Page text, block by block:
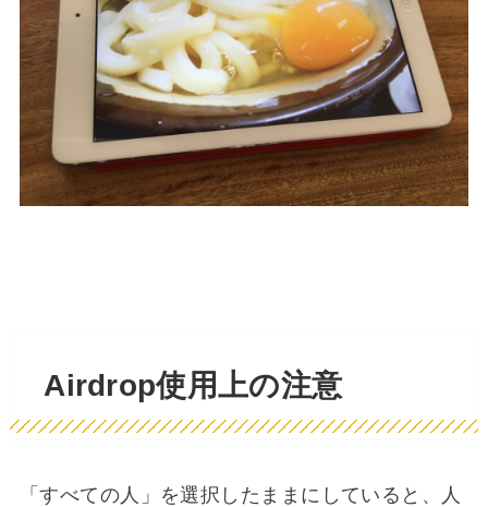
Airdrop使用上の注意
「すべての人」を選択したままにしていると、人